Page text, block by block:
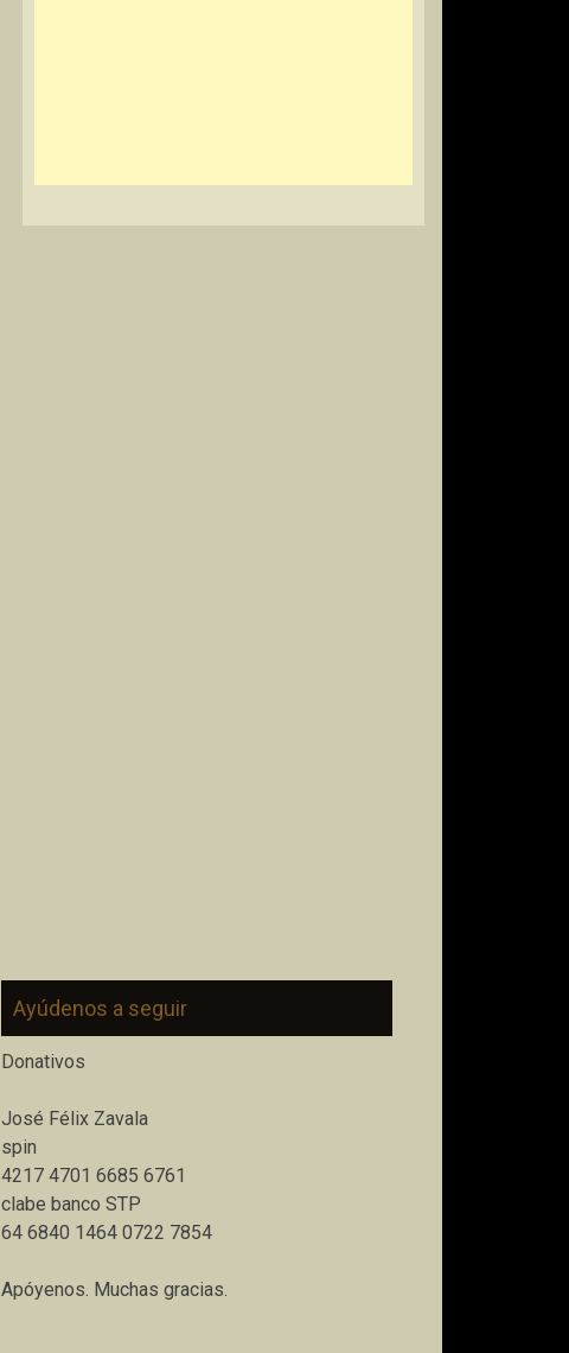
Ayúdenos a seguir
Donativos
José Félix Zavala
spin
4217 4701 6685 6761
clabe banco STP
64 6840 1464 0722 7854
Apóyenos. Muchas gracias.